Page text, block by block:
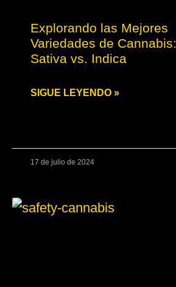
Explorando las Mejores
Variedades de Cannabis:
Sativa vs. Indica
SIGUE LEYENDO »
17 de julio de 2024